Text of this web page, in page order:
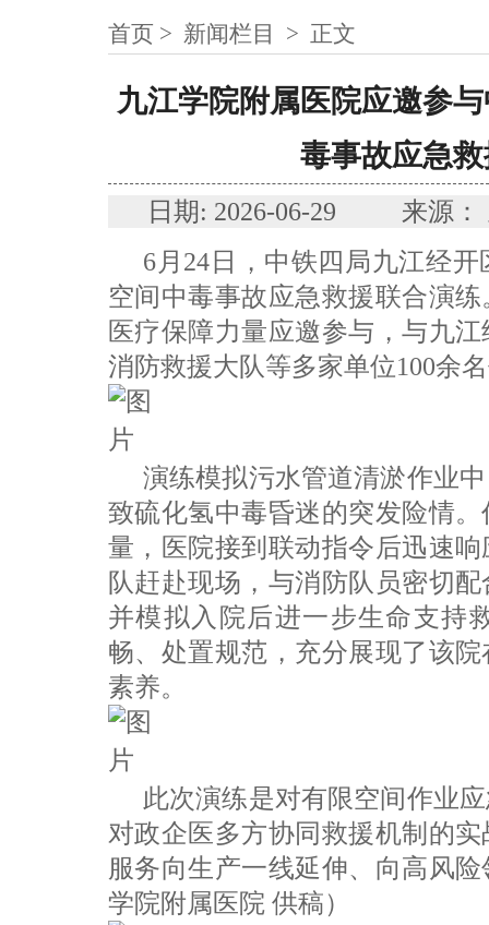
首页 > 新闻栏目 > 正文
九江学院附属医院应邀参
毒事故应急
日期: 2026-06-29 来源
6月24日，中铁四局九江经
空间中毒事故应急救援联合演
医疗保障力量应邀参与，与九
消防救援大队等多家单位100余
演练模拟污水管道清淤作业
致硫化氢中毒昏迷的突发险情
量，医院接到联动指令后迅速
队赶赴现场，与消防队员密切
并模拟入院后进一步生命支持
畅、处置规范，充分展现了该
素养。
此次演练是对有限空间作业
对政企医多方协同救援机制的
服务向生产一线延伸、向高风
学院附属医院 供稿）